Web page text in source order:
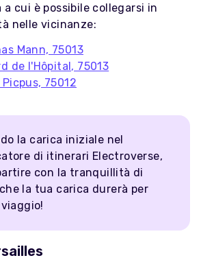
cui è possibile collegarsi in
nelle vicinanze:
Mann, 75013
de l'Hôpital, 75013
75012
la carica iniziale nel
di itinerari Electroverse,
con la tranquillità di
la tua carica durerà per